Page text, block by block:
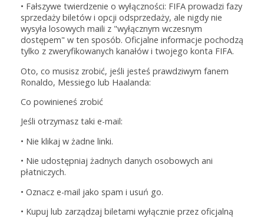
• Fałszywe twierdzenie o wyłączności: FIFA prowadzi fazy
sprzedaży biletów i opcji odsprzedaży, ale nigdy nie
wysyła losowych maili z "wyłącznym wczesnym
dostępem" w ten sposób. Oficjalne informacje pochodzą
tylko z zweryfikowanych kanałów i twojego konta FIFA.
Oto, co musisz zrobić, jeśli jesteś prawdziwym fanem
Ronaldo, Messiego lub Haalanda:
Co powinieneś zrobić
Jeśli otrzymasz taki e-mail:
• Nie klikaj w żadne linki.
• Nie udostępniaj żadnych danych osobowych ani
płatniczych.
• Oznacz e-mail jako spam i usuń go.
• Kupuj lub zarządzaj biletami wyłącznie przez oficjalną